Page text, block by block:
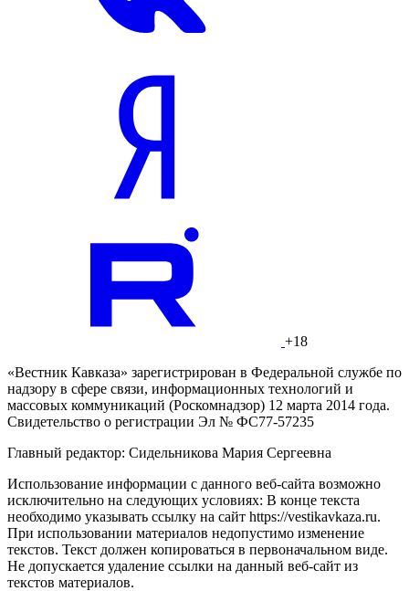
+18
«Вестник Кавказа» зарегистрирован в Федеральной службе по
надзору в сфере связи, информационных технологий и
массовых коммуникаций (Роскомнадзор) 12 марта 2014 года.
Свидетельство о регистрации Эл № ФС77-57235
Главный редактор: Сидельникова Мария Сергеевна
Использование информации с данного веб-сайта возможно
исключительно на следующих условиях: В конце текста
необходимо указывать ссылку на сайт https://vestikavkaza.ru.
При использовании материалов недопустимо изменение
текстов. Текст должен копироваться в первоначальном виде.
Не допускается удаление ссылки на данный веб-сайт из
текстов материалов.